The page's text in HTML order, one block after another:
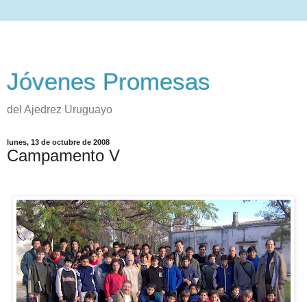
Jóvenes Promesas
del Ajedrez Uruguayo
lunes, 13 de octubre de 2008
Campamento V